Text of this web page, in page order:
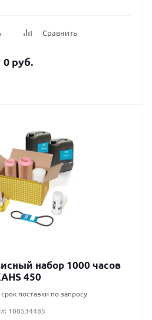
Сравнить
0 руб.
набор 1000 часов
450
срок поставки по запросу
100534485